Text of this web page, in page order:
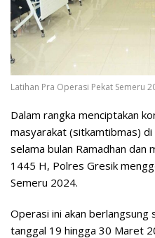
Latihan Pra Operasi Pekat Semeru
Dalam rangka menciptakan
masyarakat (sitkamtibmas)
selama bulan Ramadhan dan
1445 H, Polres Gresik
Semeru 2024.
Operasi ini akan berlangsung
tanggal 19 hingga 30 Maret